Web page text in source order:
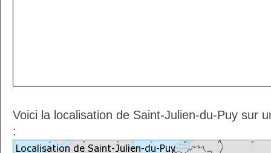
Voici la localisation de Saint-Julien-du-Puy sur
: